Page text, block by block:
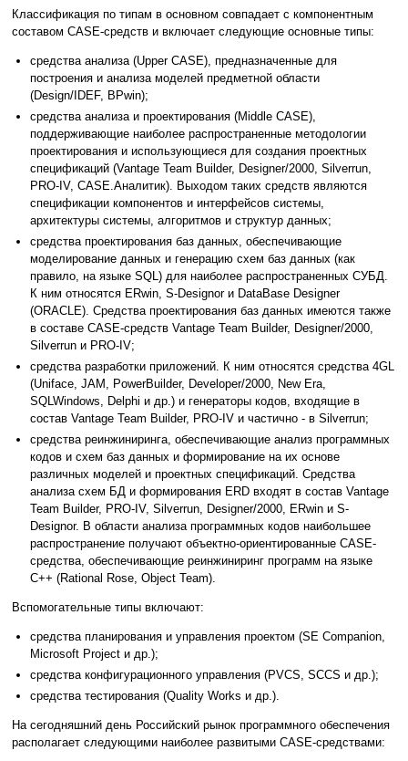
Классификация по типам в основном совпадает с компонентным
составом CASE-средств и включает следующие основные типы:
средства анализа (Upper CASE), предназначенные для
построения и анализа моделей предметной области
(Design/IDEF, BPwin);
средства анализа и проектирования (Middle CASE),
поддерживающие наиболее распространенные методологии
проектирования и использующиеся для создания проектных
спецификаций (Vantage Team Builder, Designer/2000, Silverrun,
PRO-IV, CASE.Аналитик). Выходом таких средств являются
спецификации компонентов и интерфейсов системы,
архитектуры системы, алгоритмов и структур данных;
средства проектирования баз данных, обеспечивающие
моделирование данных и генерацию схем баз данных (как
правило, на языке SQL) для наиболее распространенных СУБД.
К ним относятся ERwin, S-Designor и DataBase Designer
(ORACLE). Средства проектирования баз данных имеются также
в составе CASE-средств Vantage Team Builder, Designer/2000,
Silverrun и PRO-IV;
средства разработки приложений. К ним относятся средства 4GL
(Uniface, JAM, PowerBuilder, Developer/2000, New Era,
SQLWindows, Delphi и др.) и генераторы кодов, входящие в
состав Vantage Team Builder, PRO-IV и частично - в Silverrun;
средства реинжиниринга, обеспечивающие анализ программных
кодов и схем баз данных и формирование на их основе
различных моделей и проектных спецификаций. Средства
анализа схем БД и формирования ERD входят в состав Vantage
Team Builder, PRO-IV, Silverrun, Designer/2000, ERwin и S-
Designor. В области анализа программных кодов наибольшее
распространение получают объектно-ориентированные CASE-
средства, обеспечивающие реинжиниринг программ на языке
С++ (Rational Rose, Object Team).
Вспомогательные типы включают:
средства планирования и управления проектом (SE Companion,
Microsoft Project и др.);
средства конфигурационного управления (PVCS, SCCS и др.);
средства тестирования (Quality Works и др.).
На сегодняшний день Российский рынок программного обеспечения
располагает следующими наиболее развитыми CASE-средствами: